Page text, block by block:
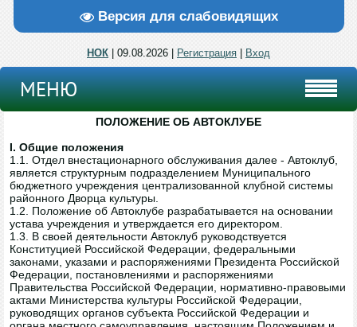
Версия для слабовидящих
НОК | 09.08.2026 | Регистрация Вход
МЕНЮ
ПОЛОЖЕНИЕ ОБ АВТОКЛУБЕ
I. Общие положения
1.1. Отдел внестационарного обслуживания далее - Автоклуб,
является структурным подразделением Муниципального
бюджетного учреждения централизованной клубной системы
районного Дворца культуры.
1.2. Положение об Автоклубе разрабатывается на основании
устава учреждения и утверждается его директором.
1.3. В своей деятельности Автоклуб руководствуется
Конституцией Российской Федерации, федеральными
законами, указами и распоряжениями Президента Российской
Федерации, постановлениями и распоряжениями
Правительства Российской Федерации, нормативно-правовыми
актами Министерства культуры Российской Федерации,
руководящих органов субъекта Российской Федерации и